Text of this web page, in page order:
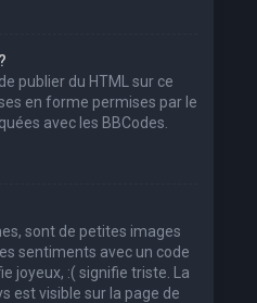
publier du HTML sur ce
en forme permises par le
avec les BBCodes.
sont de petites images
sentiments avec un code
joyeux, :( signifie triste. La
est visible sur la page de